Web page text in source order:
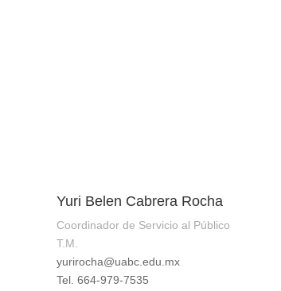
Yuri Belen Cabrera Rocha
Coordinador de Servicio al Público
T.M.
yurirocha@uabc.edu.mx
Tel. 664-979-7535